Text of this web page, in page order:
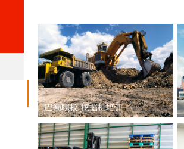
巴蜀职校-挖掘机培训